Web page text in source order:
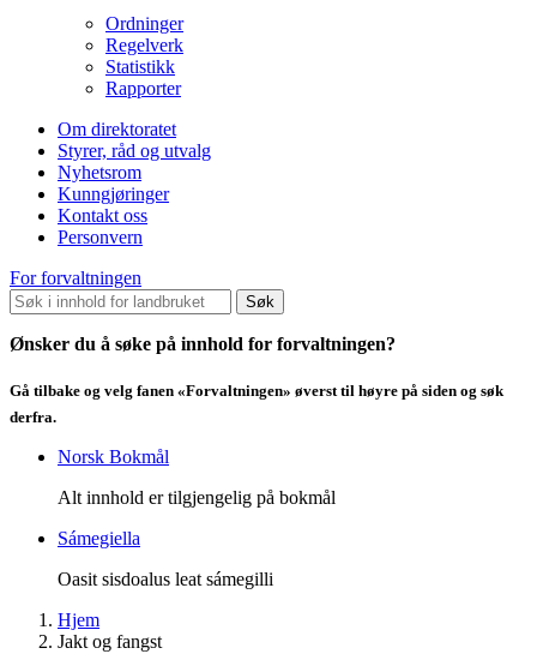
Ordninger
Regelverk
Statistikk
Rapporter
Om direktoratet
Styrer, råd og utvalg
Nyhetsrom
Kunngjøringer
Kontakt oss
Personvern
For forvaltningen
Søk
Ønsker du å søke på innhold for forvaltningen?
Gå tilbake og velg fanen «Forvaltningen» øverst til høyre på siden og søk
derfra.
Norsk Bokmål
Alt innhold er tilgjengelig på bokmål
Sámegiella
Oasit sisdoalus leat sámegilli
Hjem
Jakt og fangst